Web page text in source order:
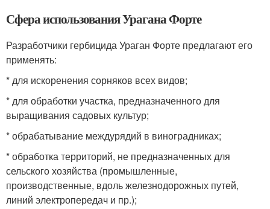
Сфера использования Урагана Форте
Разработчики гербицида Ураган Форте предлагают его
применять:
* для искоренения сорняков всех видов;
* для обработки участка, предназначенного для
выращивания садовых культур;
* обрабатывание междурядий в виноградниках;
* обработка территорий, не предназначенных для
сельского хозяйства (промышленные,
производственные, вдоль железнодорожных путей,
линий электропередач и пр.);